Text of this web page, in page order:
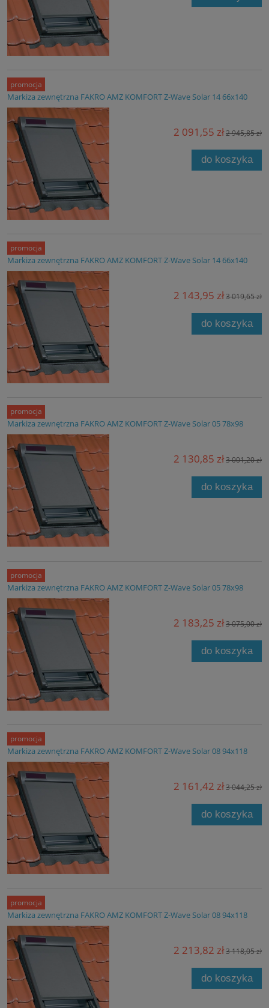
Markiza zewnętrzna FAKRO AMZ KOMFORT Z-Wave Solar 14 66x140
2 091,55 zł2 945,85 zł
do koszyka
promocja
Markiza zewnętrzna FAKRO AMZ KOMFORT Z-Wave Solar 14 66x140
2 143,95 zł3 019,65 zł
do koszyka
promocja
Markiza zewnętrzna FAKRO AMZ KOMFORT Z-Wave Solar 05 78x98
2 130,85 zł3 001,20 zł
do koszyka
promocja
Markiza zewnętrzna FAKRO AMZ KOMFORT Z-Wave Solar 05 78x98
2 183,25 zł3 075,00 zł
do koszyka
promocja
Markiza zewnętrzna FAKRO AMZ KOMFORT Z-Wave Solar 08 94x118
2 161,42 zł3 044,25 zł
do koszyka
promocja
Markiza zewnętrzna FAKRO AMZ KOMFORT Z-Wave Solar 08 94x118
2 213,82 zł3 118,05 zł
do koszyka
promocja